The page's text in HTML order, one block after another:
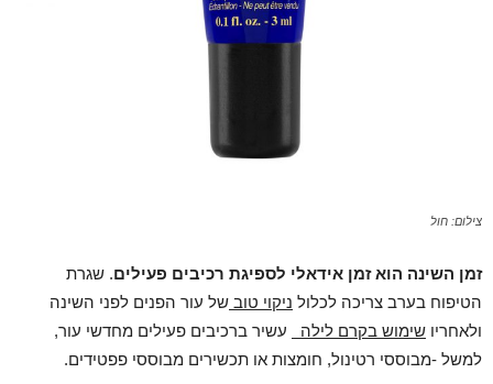
צילום: חול
זמן השינה הוא זמן אידאלי לספיגת רכיבים פעילים. שגרת
הטיפוח בערב צריכה לכלול ניקוי טוב של עור הפנים לפני השינה
ולאחריו שימוש בקרם לילה
עשיר ברכיבים פעילים מחדשי עור,
למשל -מבוססי רטינול, חומצות או תכשירים מבוססי פפטידים.